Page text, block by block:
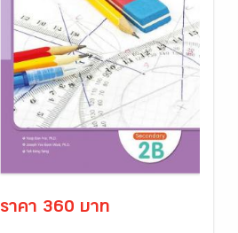
ราคา 360 บาท